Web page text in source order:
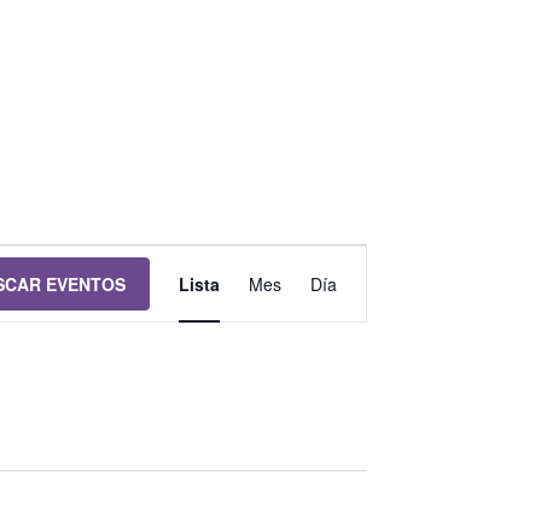
EVENTOS
Navegación
de
Lista Mes Día